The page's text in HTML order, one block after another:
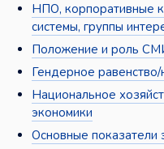
НПО, корпоративные
системы, группы
Положение и роль
Гендерное равенство/
Национальное
экономики
Основные показатели